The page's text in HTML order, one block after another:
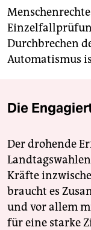
Durchbrechen
Automatismus
Die
Der drohende
Kräfte
braucht es
und vor allem
für eine starke